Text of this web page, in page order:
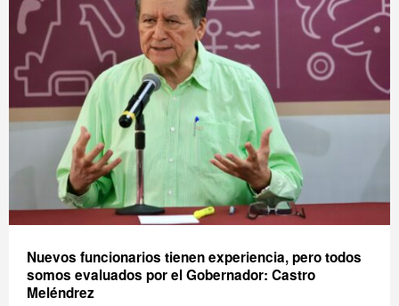
Nuevos funcionarios tienen experiencia, pero todos
somos evaluados por el Gobernador: Castro
Meléndrez